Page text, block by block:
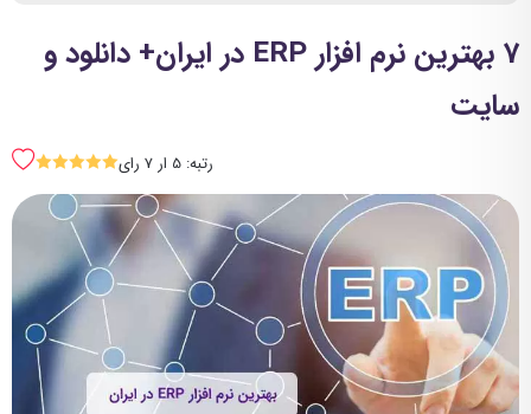
7 بهترین نرم افزار ERP در ایران+ دانلود و
سایت
رتبه: 5 ار 7 رای SSSSS